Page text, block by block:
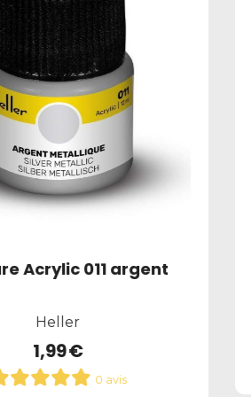
Faller
Ajouter au panier